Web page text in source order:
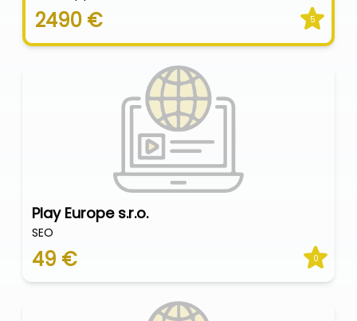
2490 € 5
Play Europe s.r.o.
SEO
49 € 0